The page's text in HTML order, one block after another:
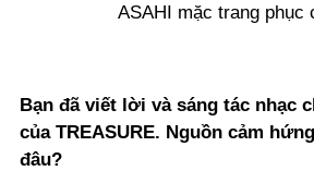
ASAHI mặc trang phục
Bạn đã viết lời và sáng tác nhạc
của TREASURE. Nguồn cảm
đâu?